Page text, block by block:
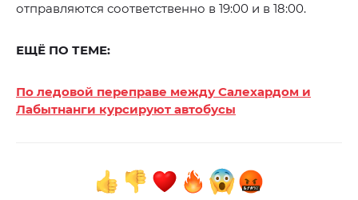
отправляются соответственно в 19:00 и в 18:00.
ЕЩЁ ПО ТЕМЕ:
По ледовой переправе между Салехардом и
Лабытнанги курсируют автобусы